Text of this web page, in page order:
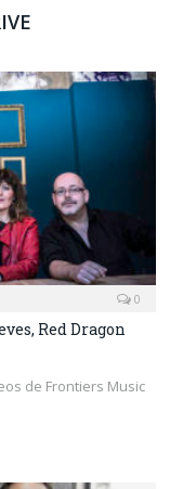
0
Red Dragon
de Frontiers Music